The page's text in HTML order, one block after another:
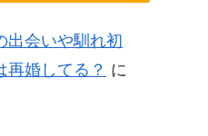
出会いや馴れ初
再婚してる？ に